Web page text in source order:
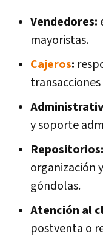
Vendedores:
mayoristas.
Cajeros:
y soporte
Repositorios:
organización
góndolas.
Atención al
postventa o